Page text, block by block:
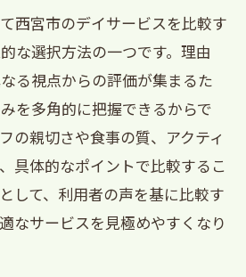
活用した西宮市デイサービ
ら見える西宮市の魅力
ービス利用者が感じた安心
ス体験談で知る西宮市の魅力
西宮市のデイサービスを比較す
な選択方法の一つです。理由
る視点からの評価が集まるた
を多角的に把握できるからで
の親切さや食事の質、アクティ
具体的なポイントで比較するこ
して、利用者の声を基に比較す
なサービスを見極めやすくなり